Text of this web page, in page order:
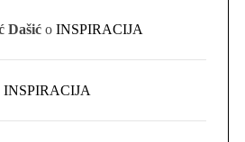
Dašić oINSPIRACIJA
INSPIRACIJA